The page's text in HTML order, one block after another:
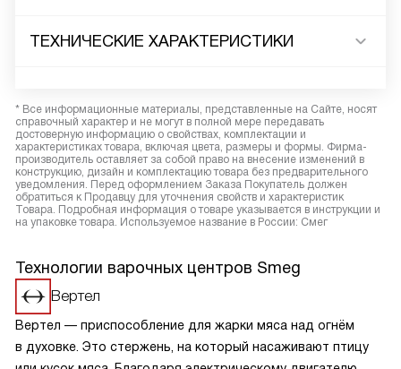
ТЕХНИЧЕСКИЕ ХАРАКТЕРИСТИКИ
* Все информационные материалы, представленные на Сайте, носят
справочный характер и не могут в полной мере передавать
достоверную информацию о свойствах, комплектации и
характеристиках товара, включая цвета, размеры и формы. Фирма-
производитель оставляет за собой право на внесение изменений в
конструкцию, дизайн и комплектацию товара без предварительного
уведомления. Перед оформлением Заказа Покупатель должен
обратиться к Продавцу для уточнения свойств и характеристик
Товара. Подробная информация о товаре указывается в инструкции и
на упаковке товара. Используемое название в России: Смег
Технологии варочных центров Smeg
Вертел
Вертел — приспособление для жарки мяса над огнём
в духовке. Это стержень, на который насаживают птицу